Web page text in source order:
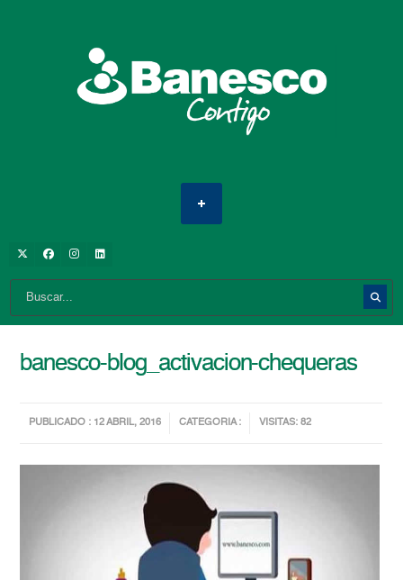
banesco-blog_activacion-chequeras
PUBLICADO : 12 ABRIL, 2016 CATEGORIA : VISITAS: 82